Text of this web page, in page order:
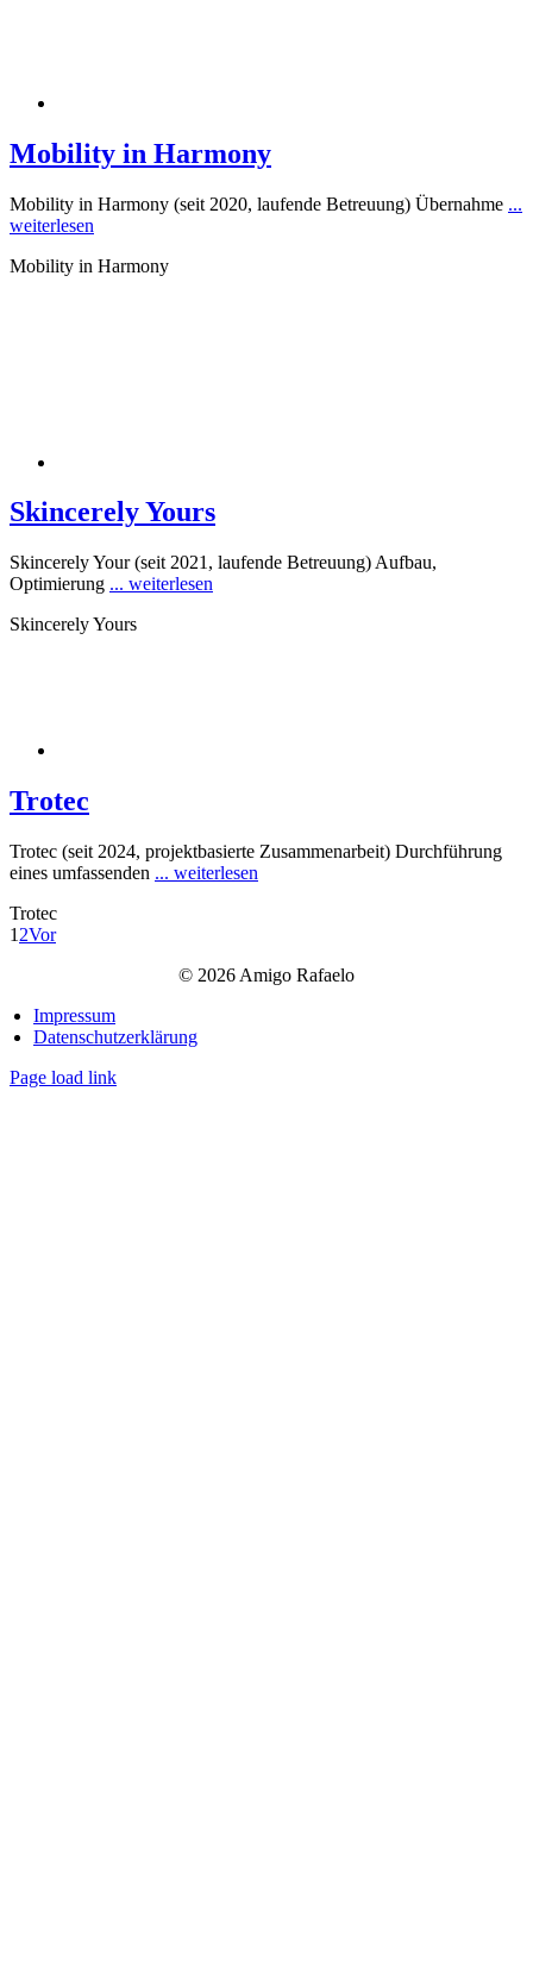
Mobility in Harmony
Mobility in Harmony (seit 2020, laufende Betreuung) Übernahme ...
weiterlesen
Mobility in Harmony
Skincerely Yours
Skincerely Your (seit 2021, laufende Betreuung) Aufbau,
Optimierung ... weiterlesen
Skincerely Yours
Trotec
Trotec (seit 2024, projektbasierte Zusammenarbeit) Durchführung
eines umfassenden ... weiterlesen
Trotec
1 2Vor
© 2026 Amigo Rafaelo
Impressum
Datenschutzerklärung
Page load link